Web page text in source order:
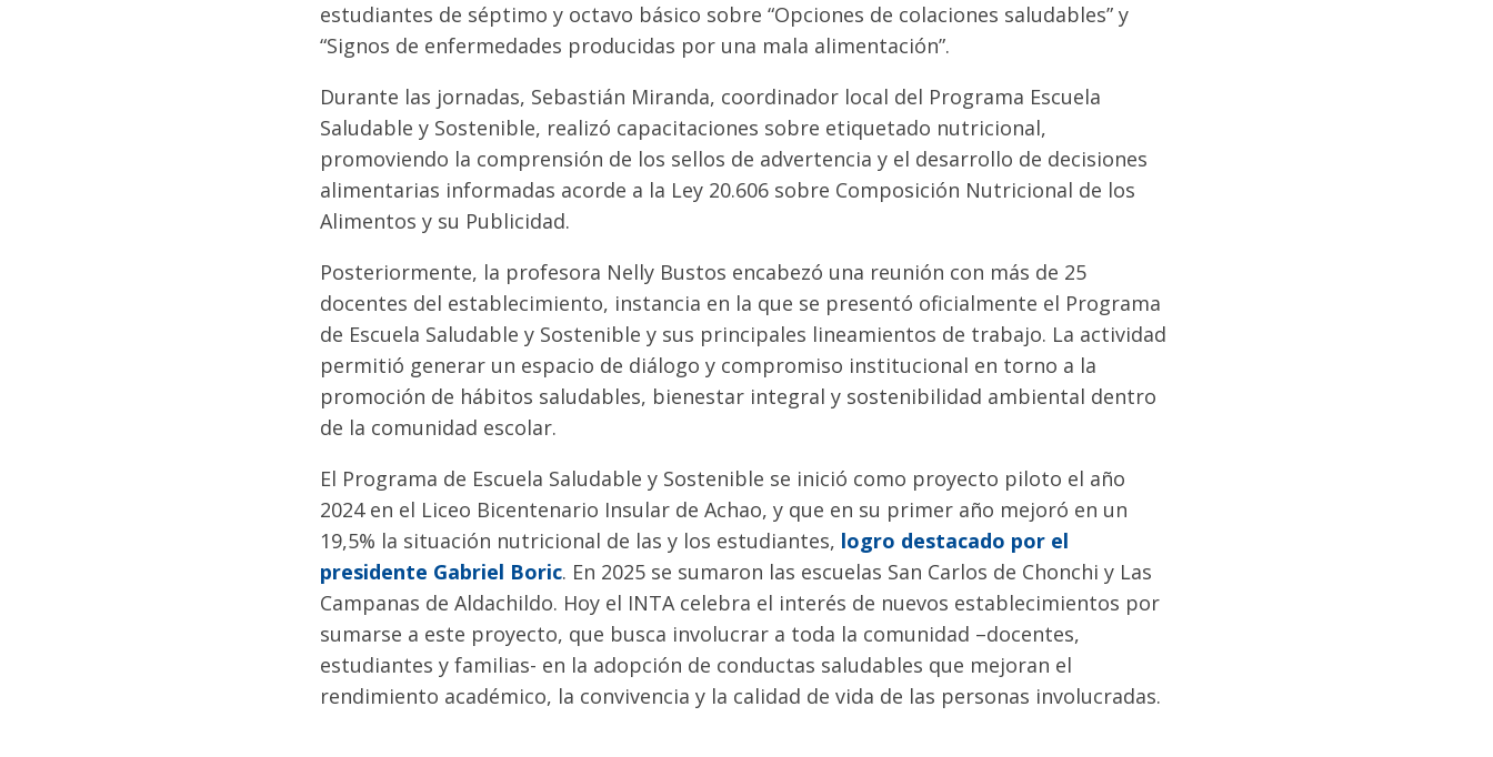
estudiantes de séptimo y octavo básico sobre “Opciones de colaciones saludables” y
“Signos de enfermedades producidas por una mala alimentación”.
Durante las jornadas, Sebastián Miranda, coordinador local del Programa Escuela
Saludable y Sostenible, realizó capacitaciones sobre etiquetado nutricional,
promoviendo la comprensión de los sellos de advertencia y el desarrollo de decisiones
alimentarias informadas acorde a la Ley 20.606 sobre Composición Nutricional de los
Alimentos y su Publicidad.
Posteriormente, la profesora Nelly Bustos encabezó una reunión con más de 25
docentes del establecimiento, instancia en la que se presentó oficialmente el Programa
de Escuela Saludable y Sostenible y sus principales lineamientos de trabajo. La actividad
permitió generar un espacio de diálogo y compromiso institucional en torno a la
promoción de hábitos saludables, bienestar integral y sostenibilidad ambiental dentro
de la comunidad escolar.
El Programa de Escuela Saludable y Sostenible se inició como proyecto piloto el año
2024 en el Liceo Bicentenario Insular de Achao, y que en su primer año mejoró en un
19,5% la situación nutricional de las y los estudiantes, logro destacado por el
presidente Gabriel Boric. En 2025 se sumaron las escuelas San Carlos de Chonchi y Las
Campanas de Aldachildo. Hoy el INTA celebra el interés de nuevos establecimientos por
sumarse a este proyecto, que busca involucrar a toda la comunidad –docentes,
estudiantes y familias- en la adopción de conductas saludables que mejoran el
rendimiento académico, la convivencia y la calidad de vida de las personas involucradas.